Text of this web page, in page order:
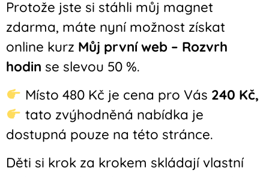
Protože jste si stáhli můj magnet
zdarma, máte nyní možnost získat
online kurz Můj první web – Rozvrh
hodin se slevou 50 %.
Místo 480 Kč je cena pro Vás 240 Kč,
tato zvýhodněná nabídka je
dostupná pouze na této stránce.
Děti si krok za krokem skládají vlastní